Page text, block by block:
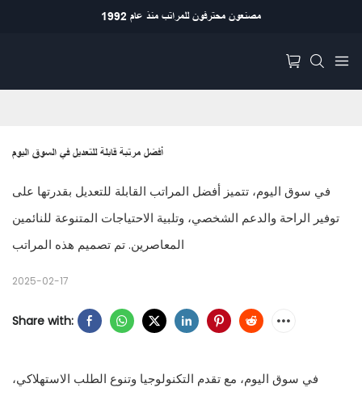
مصنعون محترفون للمراتب منذ عام 1992
أفضل مرتبة قابلة للتعديل في السوق اليوم
في سوق اليوم، تتميز أفضل المراتب القابلة للتعديل بقدرتها على
توفير الراحة والدعم الشخصي، وتلبية الاحتياجات المتنوعة للنائمين
المعاصرين. تم تصميم هذه المراتب
2025-02-17
Share with:
في سوق اليوم، مع تقدم التكنولوجيا وتنوع الطلب الاستهلاكي،